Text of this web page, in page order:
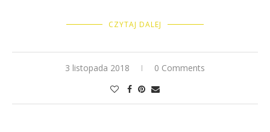
CZYTAJ DALEJ
3 listopada 2018 0 Comments